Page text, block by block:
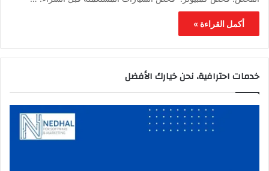
أكمل القراءة »
خدمات احترافية، نحن خيارك الأفضل